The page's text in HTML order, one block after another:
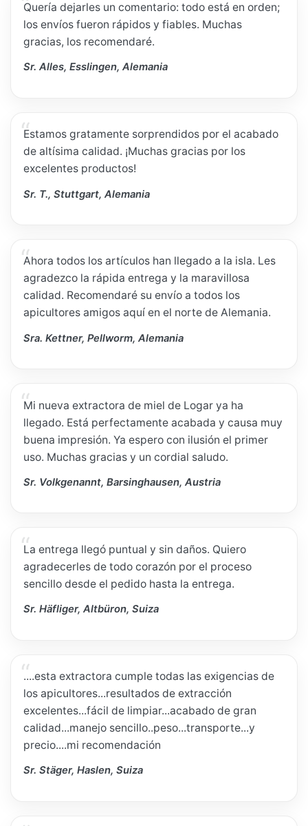
Quería dejarles un comentario: todo está en orden;
los envíos fueron rápidos y fiables. Muchas
gracias, los recomendaré.
Sr. Alles, Esslingen, Alemania
Estamos gratamente sorprendidos por el acabado
de altísima calidad. ¡Muchas gracias por los
excelentes productos!
Sr. T., Stuttgart, Alemania
Ahora todos los artículos han llegado a la isla. Les
agradezco la rápida entrega y la maravillosa
calidad. Recomendaré su envío a todos los
apicultores amigos aquí en el norte de Alemania.
Sra. Kettner, Pellworm, Alemania
Mi nueva extractora de miel de Logar ya ha
llegado. Está perfectamente acabada y causa muy
buena impresión. Ya espero con ilusión el primer
uso. Muchas gracias y un cordial saludo.
Sr. Volkgenannt, Barsinghausen, Austria
La entrega llegó puntual y sin daños. Quiero
agradecerles de todo corazón por el proceso
sencillo desde el pedido hasta la entrega.
Sr. Häfliger, Altbüron, Suiza
....esta extractora cumple todas las exigencias de
los apicultores...resultados de extracción
excelentes...fácil de limpiar...acabado de gran
calidad...manejo sencillo..peso...transporte...y
precio....mi recomendación
Sr. Stäger, Haslen, Suiza